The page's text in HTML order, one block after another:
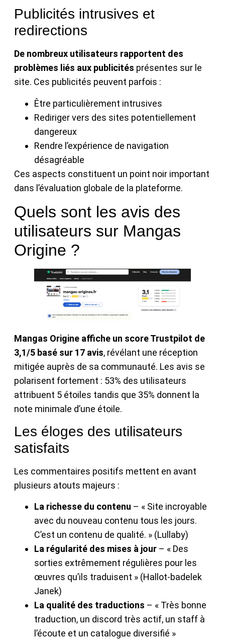
Publicités intrusives et
redirections
De nombreux utilisateurs rapportent des
problèmes liés aux publicités présentes sur le
site. Ces publicités peuvent parfois :
Être particulièrement intrusives
Rediriger vers des sites potentiellement
dangereux
Rendre l’expérience de navigation
désagréable
Ces aspects constituent un point noir important
dans l’évaluation globale de la plateforme.
Quels sont les avis des
utilisateurs sur Mangas
Origine ?
Mangas Origine affiche un score Trustpilot de
3,1/5 basé sur 17 avis, révélant une réception
mitigée auprès de sa communauté. Les avis se
polarisent fortement : 53% des utilisateurs
attribuent 5 étoiles tandis que 35% donnent la
note minimale d’une étoile.
Les éloges des utilisateurs
satisfaits
Les commentaires positifs mettent en avant
plusieurs atouts majeurs :
La richesse du contenu – « Site incroyable
avec du nouveau contenu tous les jours.
C’est un contenu de qualité. » (Lullaby)
La régularité des mises à jour – « Des
sorties extrêmement régulières pour les
œuvres qu’ils traduisent » (Hallot-badelek
Janek)
La qualité des traductions – « Très bonne
traduction, un discord très actif, un staff à
l’écoute et un catalogue diversifié »